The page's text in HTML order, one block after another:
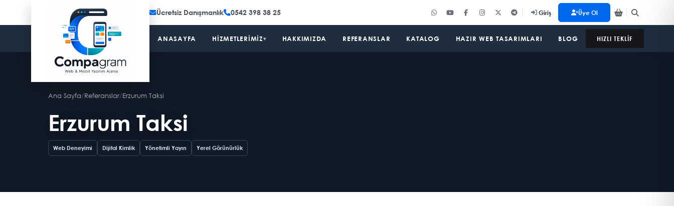
Ücretsiz Danışmanlık 0542 398 38 25 Giriş Üye Ol
ANASAYFA HIZMETLERIMIZ▾ HAKKIMIZDA REFERANSLAR KATALOG HAZIR WEB TASARIMLARI BLOG HIZLI TEKLİF
Ana Sayfa/Referanslar/Erzurum Taksi
Erzurum Taksi
Web Deneyimi Dijital Kimlik Yönetimli Yayın Yerel Görünürlük